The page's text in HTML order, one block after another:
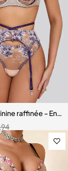
détails à œillets
raffinée –